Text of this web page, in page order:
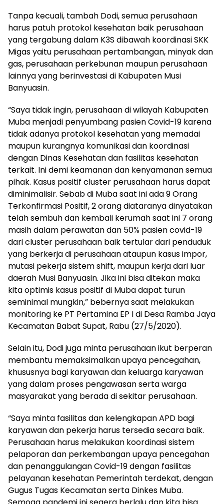
Tanpa kecuali, tambah Dodi, semua perusahaan
harus patuh protokol kesehatan baik perusahaan
yang tergabung dalam K3S dibawah koordinasi SKK
Migas yaitu perusahaan pertambangan, minyak dan
gas, perusahaan perkebunan maupun perusahaan
lainnya yang berinvestasi di Kabupaten Musi
Banyuasin.
“Saya tidak ingin, perusahaan di wilayah Kabupaten
Muba menjadi penyumbang pasien Covid-19 karena
tidak adanya protokol kesehatan yang memadai
maupun kurangnya komunikasi dan koordinasi
dengan Dinas Kesehatan dan fasilitas kesehatan
terkait. Ini demi keamanan dan kenyamanan semua
pihak. Kasus positif cluster perusahaan harus dapat
diminimalisir. Sebab di Muba saat ini ada 9 Orang
Terkonfirmasi Positif, 2 orang diataranya dinyatakan
telah sembuh dan kembali kerumah saat ini 7 orang
masih dalam perawatan dan 50% pasien covid-19
dari cluster perusahaan baik tertular dari penduduk
yang berkerja di perusahaan ataupun kasus impor,
mutasi pekerja sistem shift, maupun kerja dari luar
daerah Musi Banyuasin. Jika ini bisa ditekan maka
kita optimis kasus positif di Muba dapat turun
seminimal mungkin,” bebernya saat melakukan
monitoring ke PT Pertamina EP I di Desa Ramba Jaya
Kecamatan Babat Supat, Rabu (27/5/2020).
Selain itu, Dodi juga minta perusahaan ikut berperan
membantu memaksimalkan upaya pencegahan,
khususnya bagi karyawan dan keluarga karyawan
yang dalam proses pengawasan serta warga
masyarakat yang berada di sekitar perusahaan.
“Saya minta fasilitas dan kelengkapan APD bagi
karyawan dan pekerja harus tersedia secara baik.
Perusahaan harus melakukan koordinasi sistem
pelaporan dan perkembangan upaya pencegahan
dan penanggulangan Covid-19 dengan fasilitas
pelayanan kesehatan Pemerintah terdekat, dengan
Gugus Tugas Kecamatan serta Dinkes Muba.